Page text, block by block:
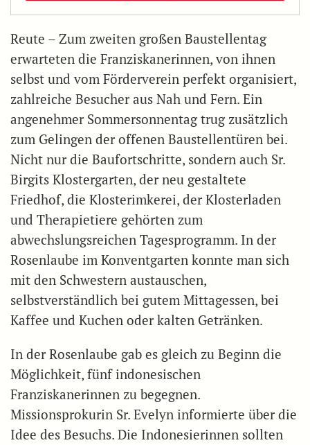
Reute – Zum zweiten großen Baustellentag
erwarteten die Franziskanerinnen, von ihnen
selbst und vom Förderverein perfekt organisiert,
zahlreiche Besucher aus Nah und Fern. Ein
angenehmer Sommersonnentag trug zusätzlich
zum Gelingen der offenen Baustellentüren bei.
Nicht nur die Baufortschritte, sondern auch Sr.
Birgits Klostergarten, der neu gestaltete
Friedhof, die Klosterimkerei, der Klosterladen
und Therapietiere gehörten zum
abwechslungsreichen Tagesprogramm. In der
Rosenlaube im Konventgarten konnte man sich
mit den Schwestern austauschen,
selbstverständlich bei gutem Mittagessen, bei
Kaffee und Kuchen oder kalten Getränken.
In der Rosenlaube gab es gleich zu Beginn die
Möglichkeit, fünf indonesischen
Franziskanerinnen zu begegnen.
Missionsprokurin Sr. Evelyn informierte über die
Idee des Besuchs. Die Indonesierinnen sollten